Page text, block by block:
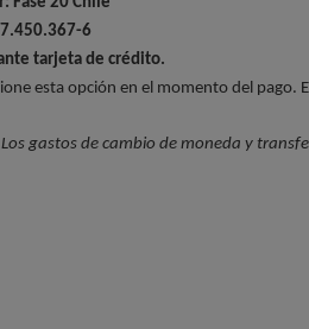
6
tarjeta de crédito.
esta opción en el momento del pago.
Los gastos de cambio de moneda y